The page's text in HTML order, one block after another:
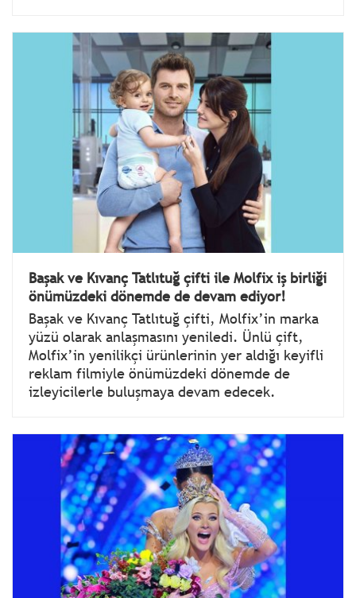
Başak ve Kıvanç Tatlıtuğ çifti ile Molfix iş birliği
önümüzdeki dönemde de devam ediyor!
Başak ve Kıvanç Tatlıtuğ çifti, Molfix’in marka
yüzü olarak anlaşmasını yeniledi. Ünlü çift,
Molfix’in yenilikçi ürünlerinin yer aldığı keyifli
reklam filmiyle önümüzdeki dönemde de
izleyicilerle buluşmaya devam edecek.